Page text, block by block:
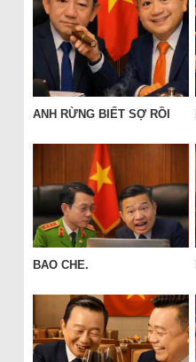
ANH RỪNG BIẾT SỢ RỒI
BAO CHE.